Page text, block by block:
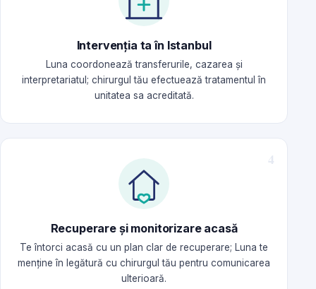
Intervenția ta în Istanbul
Luna coordonează transferurile, cazarea și
interpretariatul; chirurgul tău efectuează tratamentul în
unitatea sa acreditată.
Recuperare și monitorizare acasă
Te întorci acasă cu un plan clar de recuperare; Luna te
menține în legătură cu chirurgul tău pentru comunicarea
ulterioară.